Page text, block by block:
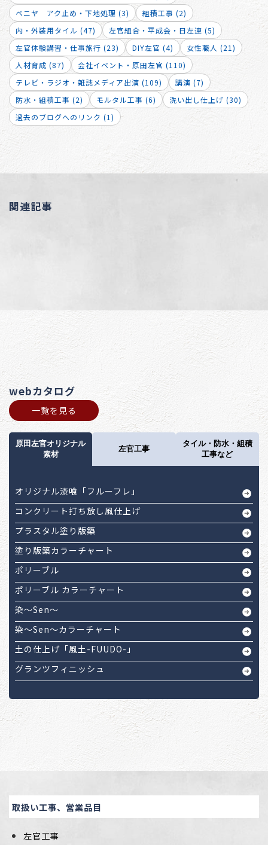
ベニヤ アク止め・下地処理 (3)
組積工事 (2)
内・外装用タイル (47)
左官組合・平成会・日左連 (5)
左官体験講習・仕事旅行 (23)
DIY左官 (4)
女性職人 (21)
人材育成 (87)
会社イベント・原田左官 (110)
テレビ・ラジオ・雑誌メディア出演 (109)
講演 (7)
防水・組積工事 (2)
モルタル工事 (6)
洗い出し仕上げ (30)
過去のブログへのリンク (1)
関連記事
webカタログ
一覧を見る
原田左官オリジナル
素材
左官工事
タイル・防水・組積
工事など
オリジナル漆喰「フルーフレ」
コンクリート打ち放し風仕上げ
プラスタル塗り版築
塗り版築カラーチャート
ポリーブル
ポリーブル カラーチャート
染～Sen～
染～Sen～カラーチャート
土の仕上げ「風土-FUUDO-」
グランツフィニッシュ
取扱い工事、営業品目
左官工事